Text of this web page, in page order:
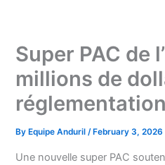
Super PAC de
millions de
By Equipe Anduril/ February 3, 2026
Une nouvelle super PAC